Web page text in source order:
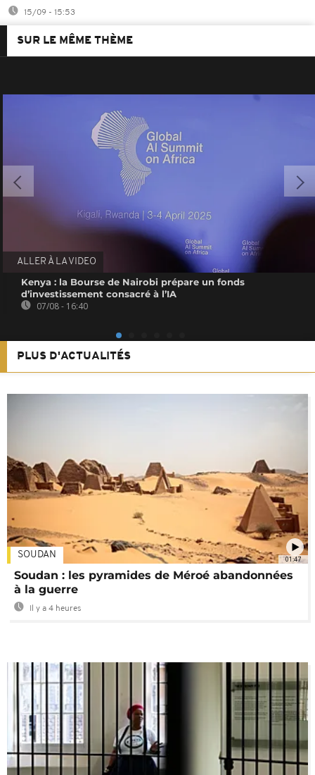
15/09 - 15:53
SUR LE MÊME THÈME
ALLER À LA VIDEO
Kenya : la Bourse de Nairobi prépare un fonds
d’investissement consacré à l’IA
07/08 - 16:40
PLUS D'ACTUALITÉS
01:47
SOUDAN
Soudan : les pyramides de Méroé abandonnées
à la guerre
Il y a 4 heures